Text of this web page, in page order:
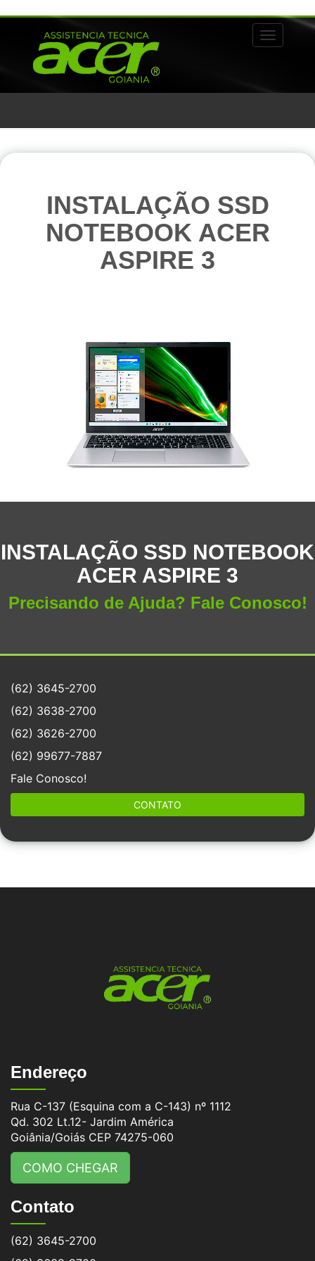
Alternar
INSTALAÇÃO SSD
NOTEBOOK ACER
ASPIRE 3
INSTALAÇÃO SSD NOTEBOOK
ACER ASPIRE 3
Precisando de Ajuda? Fale Conosco!
(62) 3645-2700
(62) 3638-2700
(62) 3626-2700
(62) 99677-7887
Fale Conosco!
CONTATO
Endereço
Rua C-137 (Esquina com a C-143) nº 1112
Qd. 302 Lt.12- Jardim América
Goiânia/Goiás CEP 74275-060
COMO CHEGAR
Contato
(62) 3645-2700